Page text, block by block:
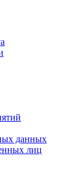
данных
лиц